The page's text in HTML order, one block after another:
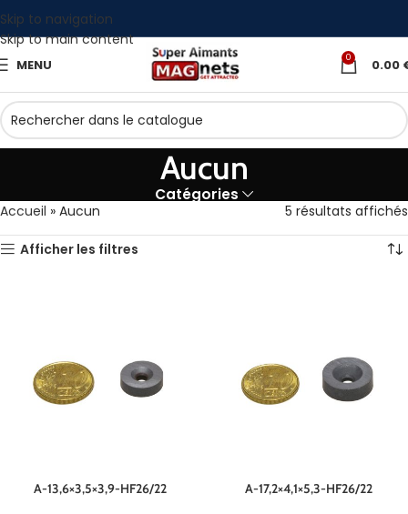
Skip to navigation
Skip to main content
MENU 0 0.00
Aucun
Catégories
Accueil » Aucun 5 résultats affichés
Afficher les filtres
A-13,6×3,5×3,9-HF26/22 A-17,2×4,1×5,3-HF26/22